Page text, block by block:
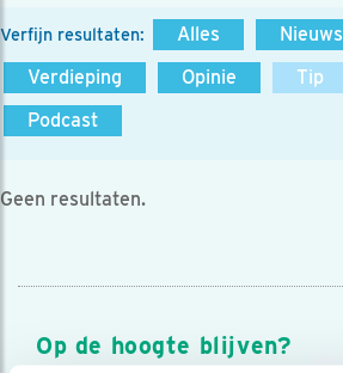
Verfijn resultaten: Alles Nieuws
Verdieping
Opinie Tip
Podcast
Geen resultaten.
Op de hoogte blijven?